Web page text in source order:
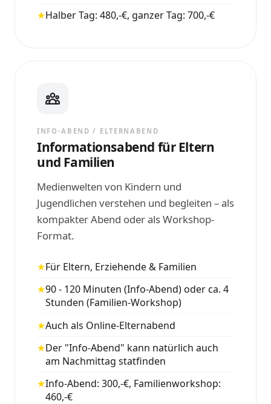
★Halber Tag: 480,-€, ganzer Tag: 700,-€
INFO-ABEND / ELTERNABEND
Informationsabend für Eltern
und Familien
Medienwelten von Kindern und
Jugendlichen verstehen und begleiten – als
kompakter Abend oder als Workshop-
Format.
★Für Eltern, Erziehende & Familien
★90 - 120 Minuten (Info-Abend) oder ca. 4
Stunden (Familien-Workshop)
★Auch als Online-Elternabend
★Der "Info-Abend" kann natürlich auch
am Nachmittag statfinden
★Info-Abend: 300,-€, Familienworkshop:
460,-€